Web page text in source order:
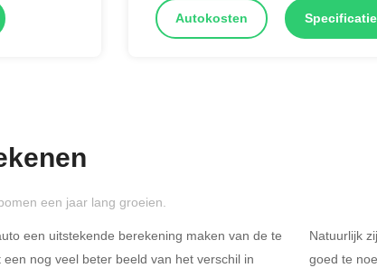
Autokosten
een jaar lang groeien.
een uitstekende berekening maken van de te
nog veel beter beeld van het verschil in
Natuurlijk
goed te